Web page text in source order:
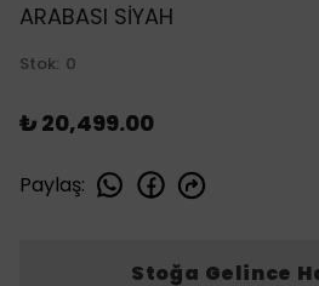
ARABASI SİYAH
Stok: 0
₺ 20,499.00
Paylaş:
Stoğa Gelince